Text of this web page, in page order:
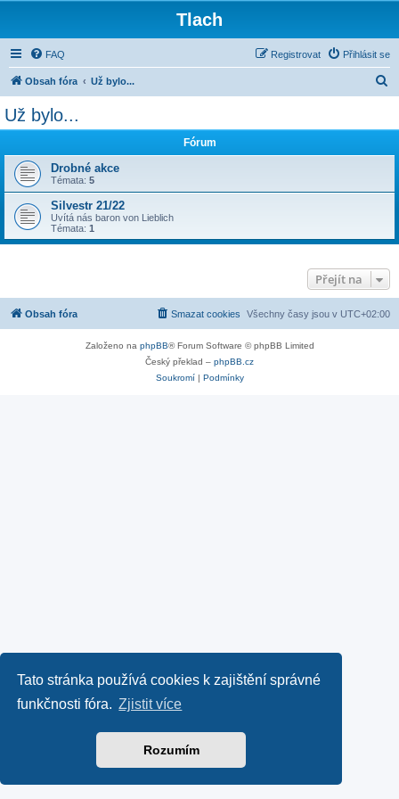
Tato stránka používá cookies k zajištění správné
funkčnosti fóra. Zjistit více
Rozumím
Tlach
FAQ Přihlásit se
Registrovat
Obsah fóra Už bylo...
Už bylo...
Fórum
Drobné akce
Témata: 5
Silvestr 21/22
Uvítá nás baron von Lieblich
Témata: 1
Přejít na
Obsah fóra Všechny časy jsou v UTC+02:00
Smazat cookies
Založeno na phpBB® Forum Software © phpBB Limited
Český překlad – phpBB.cz
Soukromí| Podmínky